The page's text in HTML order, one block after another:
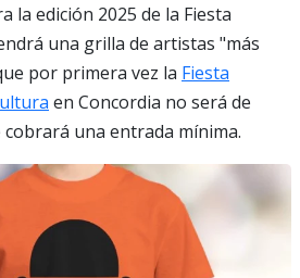
la edición 2025 de la Fiesta
una grilla de artistas "más
por primera vez la Fiesta
en Concordia no será de
una entrada mínima.